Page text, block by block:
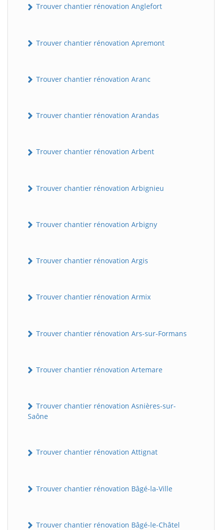
Trouver chantier rénovation Anglefort
Trouver chantier rénovation Apremont
Trouver chantier rénovation Aranc
Trouver chantier rénovation Arandas
Trouver chantier rénovation Arbent
Trouver chantier rénovation Arbignieu
Trouver chantier rénovation Arbigny
Trouver chantier rénovation Argis
Trouver chantier rénovation Armix
Trouver chantier rénovation Ars-sur-Formans
Trouver chantier rénovation Artemare
Trouver chantier rénovation Asnières-sur-
Saône
Trouver chantier rénovation Attignat
Trouver chantier rénovation Bâgé-la-Ville
Trouver chantier rénovation Bâgé-le-Châtel